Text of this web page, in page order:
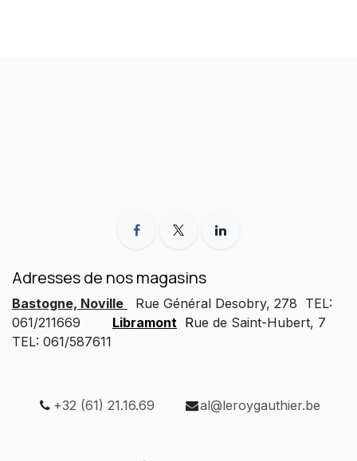
Adresses de nos magasins
Bastogne, Noville
Rue Général Desobry, 278 TEL:
061/211669
Libramont Rue de Saint-Hubert, 7
TEL: 061/587611
+32 (61) 21.16.69 al@leroygauthier.be